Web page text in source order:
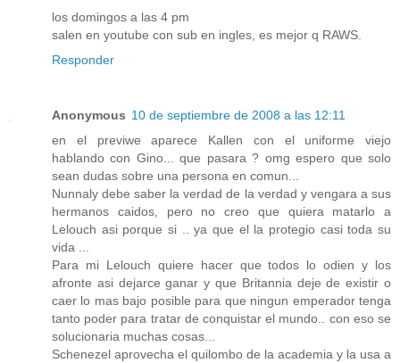
los domingos a las 4 pm
salen en youtube con sub en ingles, es mejor q RAWS.
Responder
Anonymous 10 de septiembre de 2008 a las 12:11
en el previwe aparece Kallen con el uniforme viejo
hablando con Gino... que pasara ? omg espero que solo
sean dudas sobre una persona en comun...
Nunnaly debe saber la verdad de la verdad y vengara a sus
hermanos caidos, pero no creo que quiera matarlo a
Lelouch asi porque si .. ya que el la protegio casi toda su
vida ...
Para mi Lelouch quiere hacer que todos lo odien y los
afronte asi dejarce ganar y que Britannia deje de existir o
caer lo mas bajo posible para que ningun emperador tenga
tanto poder para tratar de conquistar el mundo.. con eso se
solucionaria muchas cosas...
Schenezel aprovecha el quilombo de la academia y la usa a